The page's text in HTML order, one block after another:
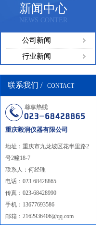
新闻中心
NEWS CONTER
公司新闻
行业新闻
联系我们 / CONTACT
重庆毅润仪器有限公司
地址：重庆市九龙坡区花半里路2
号2幢18-7
联系人：何经理
电话：023-68428865
传真：023-68428990
手机：13677693586
邮箱：2162936406@qq.com